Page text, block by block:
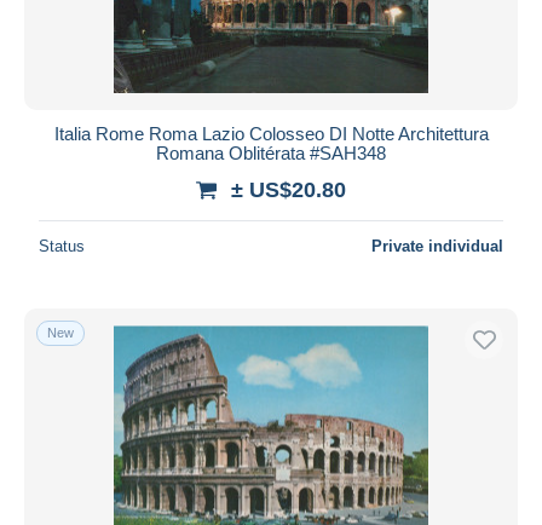
Italia Rome Roma Lazio Colosseo DI Notte Architettura
Romana Oblitérata #SAH348
± US$20.80
Status Private individual
New